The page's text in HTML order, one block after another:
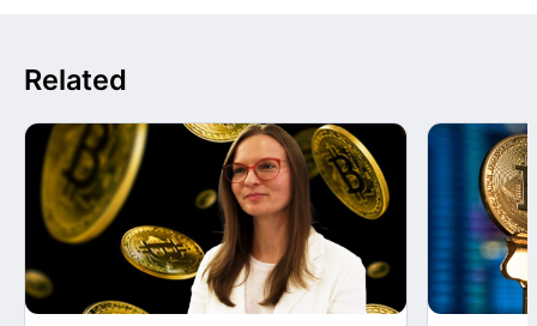
Related